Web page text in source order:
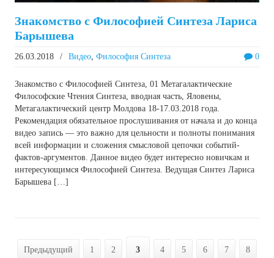
Знакомство с Философией Синтеза Лариса
Барышева
0
26.03.2018 / Видео Философия Синтеза
Знакомство с Философией Синтеза, 01 Метагалактические
Философские Чтения Синтеза, вводная часть, Яловены,
Метагалактический центр Молдова 18-17.03.2018 года.
Рекомендация обязательное прослушивания от начала и до конца
видео запись — это важно для цельности и полноты понимания
всей информации и сложения смысловой цепочки событий-
фактов-аргументов. Данное видео будет интересно новичкам и
интересующимся Философией Синтеза. Ведущая Синтез Лариса
Барышева […]
Предыдущий 1 2 3 4 5 6 7 8